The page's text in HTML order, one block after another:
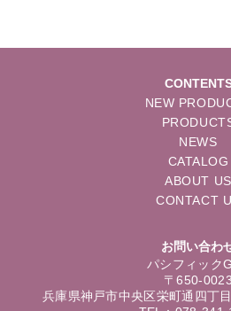
NEW
NEWS
CATALOG
ABOUT US
CONTACT
お問い合わ
パシフィック
〒650-0023
兵庫県神戸市中央区栄町通四丁